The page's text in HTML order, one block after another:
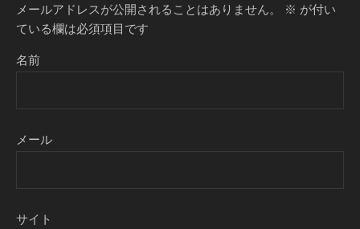
メールアドレスが公開されることはありません。 ※ が付い
ている欄は必須項目です
名前
メール
サイト